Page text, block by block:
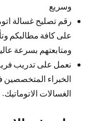
وسريع
رقم تصليح غسالة
على كافة مطالبكم
ومتابعتهم بسرعة
نعمل على تدريب
الخبراء المتخصصين
الغسالات الاتوماتيك.